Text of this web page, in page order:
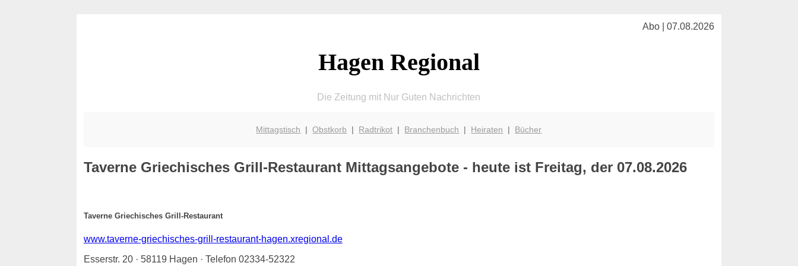
Abo | 07.08.2026
Hagen Regional
Die Zeitung mit Nur Guten Nachrichten
Mittagstisch |Obstkorb | Radtrikot | Branchenbuch | Heiraten | Bücher
Taverne Griechisches Grill-RestaurantMittagsangebote - heute ist Freitag, der 07.08.2026
Taverne Griechisches Grill-Restaurant
www.taverne-griechisches-grill-restaurant-hagen.xregional.de
Esserstr. 20 · 58119 Hagen · Telefon 02334-52322